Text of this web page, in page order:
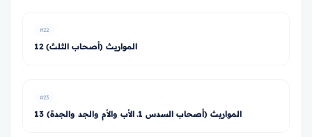
#22
12 المواريث (أصحاب الثلث)
#23
13 المواريث (أصحاب السدس 1ـ الأب والأم والجد والجدة)